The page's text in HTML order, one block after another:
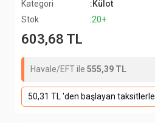
Kategori
:Külot
Stok
:20+
603,68 TL
Havale/EFT ile 555,39 TL
50,31 TL 'den başlayan taksitlerle